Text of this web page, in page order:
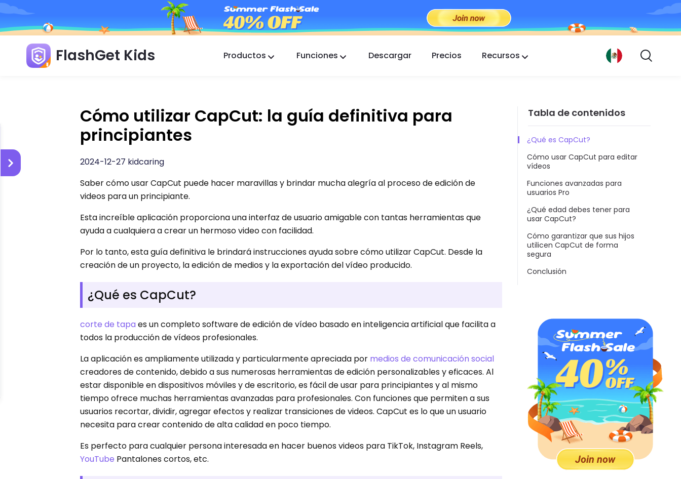
FlashGet Kids Productos
FlashGet Finder
La seguridad antirrobo de tu teléfono, nuestra
Funciones Descargar Precios Recursos
Cómo utilizar CapCut: la guía definitiva para
principiantes
2024-12-27 kidcaring
Saber cómo usar CapCut puede hacer maravillas y brindar mucha alegría al proceso de edición de
videos para un principiante.
Esta increíble aplicación proporciona una interfaz de usuario amigable con tantas herramientas que
ayuda a cualquiera a crear un hermoso video con facilidad.
Por lo tanto, esta guía definitiva le brindará instrucciones ayuda sobre cómo utilizar CapCut. Desde la
creación de un proyecto, la edición de medios y la exportación del vídeo producido.
¿Qué es CapCut?
corte de tapa es un completo software de edición de vídeo basado en inteligencia artificial que facilita a
todos la producción de vídeos profesionales.
La aplicación es ampliamente utilizada y particularmente apreciada por medios de comunicación social
creadores de contenido, debido a sus numerosas herramientas de edición personalizables y eficaces. Al
estar disponible en dispositivos móviles y de escritorio, es fácil de usar para principiantes y al mismo
tiempo ofrece muchas herramientas avanzadas para profesionales. Con funciones que permiten a sus
usuarios recortar, dividir, agregar efectos y realizar transiciones de videos. CapCut es lo que un usuario
necesita para crear contenido de alta calidad en poco tiempo.
Es perfecto para cualquier persona interesada en hacer buenos videos para TikTok, Instagram Reels,
YouTube Pantalones cortos, etc.
Tabla de contenidos
¿Qué es CapCut?
Cómo usar CapCut para editar
vídeos
Funciones avanzadas para
usuarios Pro
¿Qué edad debes tener para
usar CapCut?
Cómo garantizar que sus hijos
utilicen CapCut de forma
segura
Conclusión